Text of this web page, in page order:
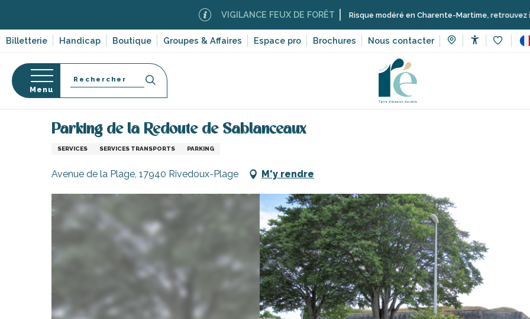
contenu
Billetterie Handicap Boutique Groupes & Affaires Espace pro Brochures Nous contacter
VIGILANCE FEUX DE FORÊT Risque modéré en Charente-Martime, retrouvez ici les
Menu
Recherche
Accueil Commerces et artisans de l’île de Ré
Parking de la Redoute de Sablanceaux
SERVICES SERVICES TRANSPORTS PARKING
Avenue de la Plage, 17940 Rivedoux-Plage M'y rendre